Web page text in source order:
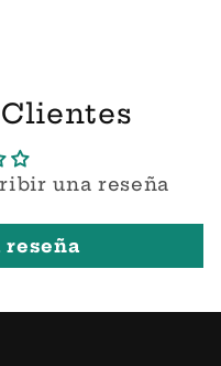
una reseña